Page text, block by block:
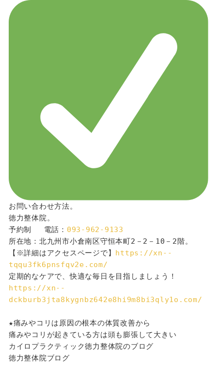
お問い合わせ方法。
徳力整体院。
予約制 　電話： 093-962-9133
所在地：北九州市小倉南区守恒本町2－2－10－2階。
【※詳細はアクセスページで】 https://xn--
tqqu3fk6pnsfqv2e.com/
定期的なケアで、快適な毎日を目指しましょう！
https://xn--
dckburb3jta8kygnbz642e8hi9m8bi3qly1o.com/
★痛みやコリは原因の根本の体質改善から
痛みやコリが起きている方は頭も膨張して大きい
カイロプラクティック徳力整体院のブログ
徳力整体院ブログ